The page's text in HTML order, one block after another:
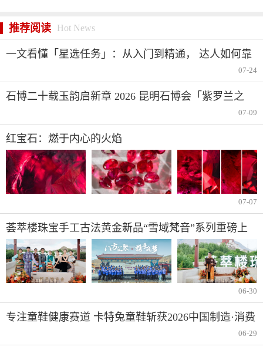
推荐阅读 Hot News
一文看懂「星选任务」：从入门到精通， 达人如何靠
07-24
石博二十载玉韵启新章 2026 昆明石博会「紫罗兰之
07-09
红宝石：燃于内心的火焰
07-07
荟萃楼珠宝手工古法黄金新品“雪域梵音”系列重磅上
市
06-30
专注童鞋健康赛道 卡特兔童鞋斩获2026中国制造·消费
06-29